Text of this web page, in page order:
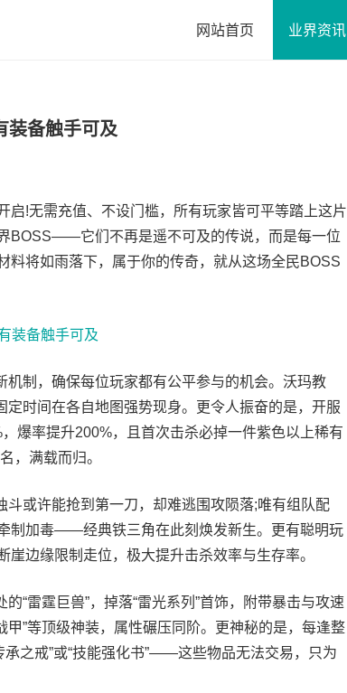
网站首页 业界资讯
装备触手可及
!无需充值、不设门槛，所有玩家皆可平等踏上这片
BOSS——它们不再是遥不可及的传说，而是每一位
料将如雨落下，属于你的传奇，就从这场全民BOSS
制，确保每位玩家都有公平参与的机会。沃玛教
时间在各自地图强势现身。更令人振奋的是，开服
爆率提升200%，且首次击杀必掉一件紫色以上稀有
，满载而归。
或许能抢到第一刀，却难逃围攻陨落;唯有组队配
制加毒——经典铁三角在此刻焕发新生。更有聪明玩
边缘限制走位，极大提升击杀效率与生存率。
雷霆巨兽”，掉落“雷光系列”首饰，附带暴击与攻速
甲”等顶级神装，属性碾压同阶。更神秘的是，每逢整
承之戒”或“技能强化书”——这些物品无法交易，只为